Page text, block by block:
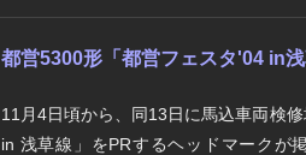
都営5300形「都営フェスタ'04 in
11月4日頃から、同13日に馬込車両検
in 浅草線」をPRするヘッドマークが